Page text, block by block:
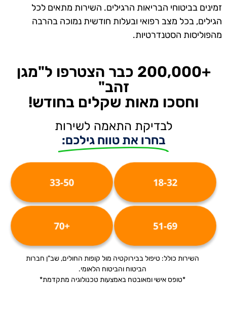
זמינים בביטוחי הבריאות הרגילים. השירות מתאים לכל
הגילים, בכל מצב רפואי ובעלות חודשית נמוכה בהרבה
מהפוליסות הסטנדרטיות.
+200,000 כבר הצטרפו ל"מגן
זהב"
וחסכו מאות שקלים בחודש!
לבדיקת התאמה לשירות
בחרו את טווח גילכם:
18-32
33-50
51-69
+70
השירות כולל: טיפול בבירוקטיה מול קופות החולים, שב"ן חברות
הביטוח והביטוח הלאומי.
*טופס אישי ומאובטח באמצעות טכנולוגיה מתקדמת*